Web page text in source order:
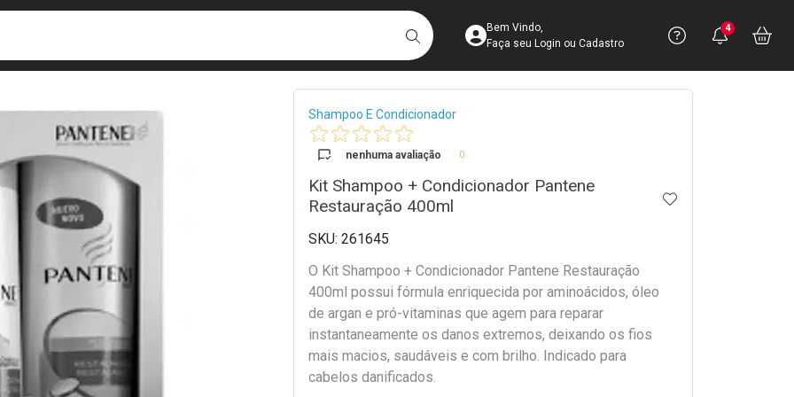
BUSCARAcesse sua Conta
Bem Vindo,
Faça seu Login ou Cadastro
Precisa
Ver Recursos
Você
4
Breadcrumb
Shampoo E Condicionador
nenhuma avaliação 0
Kit Shampoo + Condicionador Pantene
Restauração 400ml
ADICIONAR AOS
261645
O Kit Shampoo + Condicionador Pantene Restauração
400ml possui fórmula enriquecida por aminoácidos, óleo
de argan e pró-vitaminas que agem para reparar
instantaneamente os danos extremos, deixando os fios
mais macios, saudáveis e com brilho. Indicado para
cabelos danificados.